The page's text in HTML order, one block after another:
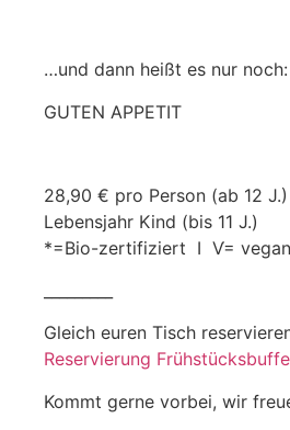
…und dann heißt es nur noch:
GUTEN APPETIT
28,90 € pro Person (ab 12
Lebensjahr Kind (bis 11 J.)
*=Bio-zertifiziert I Ѵ= vegan
Gleich euren Tisch
Reservierung
Kommt gerne vorbei, wir